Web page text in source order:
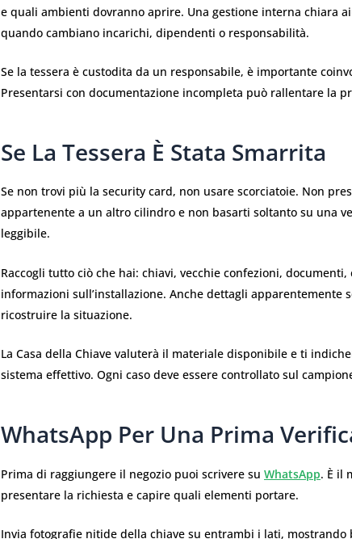
e quali ambienti dovranno aprire. Una gestione interna chiara
quando cambiano incarichi, dipendenti o responsabilità.
Se la tessera è custodita da un responsabile, è importante
Presentarsi con documentazione incompleta può rallentare la
Se La Tessera È Stata Smarrita
Se non trovi più la security card, non usare scorciatoie. Non
appartenente a un altro cilindro e non basarti soltanto su una
leggibile.
Raccogli tutto ciò che hai: chiavi, vecchie confezioni,
informazioni sull’installazione. Anche dettagli apparentemente
ricostruire la situazione.
La Casa della Chiave valuterà il materiale disponibile e ti
sistema effettivo. Ogni caso deve essere controllato sul
WhatsApp Per Una Prima
Prima di raggiungere il negozio puoi scrivere su WhatsApp. È il
presentare la richiesta e capire quali elementi portare.
Invia fotografie nitide della chiave su entrambi i lati, mostrando